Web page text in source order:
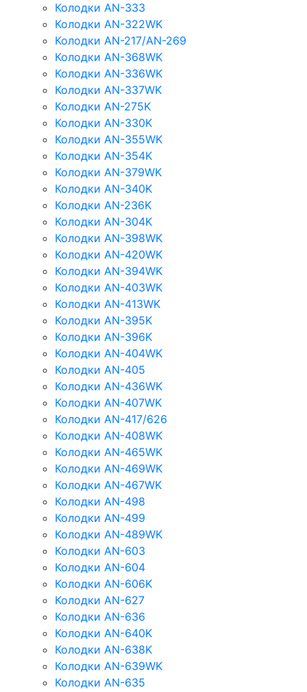
Колодки AN-333
Колодки AN-322WK
Колодки AN-217/AN-269
Колодки AN-368WK
Колодки AN-336WK
Колодки AN-337WK
Колодки AN-275K
Колодки AN-330K
Колодки AN-355WK
Колодки AN-354K
Колодки AN-379WK
Колодки AN-340K
Колодки AN-236K
Колодки AN-304K
Колодки AN-398WK
Колодки AN-420WK
Колодки AN-394WK
Колодки AN-403WK
Колодки AN-413WK
Колодки AN-395K
Колодки AN-396K
Колодки AN-404WK
Колодки AN-405
Колодки AN-436WK
Колодки AN-407WK
Колодки AN-417/626
Колодки AN-408WK
Колодки AN-465WK
Колодки AN-469WK
Колодки AN-467WK
Колодки AN-498
Колодки AN-499
Колодки AN-489WK
Колодки AN-603
Колодки AN-604
Колодки AN-606K
Колодки AN-627
Колодки AN-636
Колодки AN-640K
Колодки AN-638K
Колодки AN-639WK
Колодки AN-635